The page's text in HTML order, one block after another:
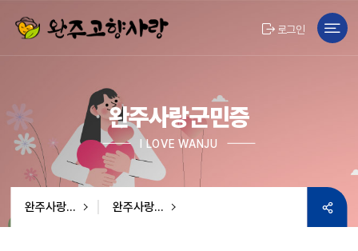
로그인
완주사랑군민증
I LOVE WANJU
완주사랑군민증 완주사랑군민증